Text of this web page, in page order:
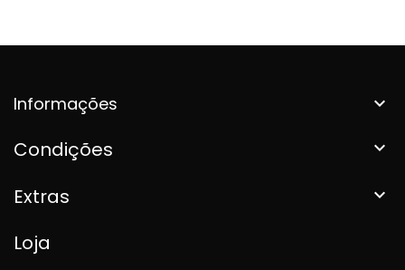
Informações 
Condições 
Extras 
Loja